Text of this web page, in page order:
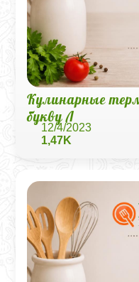
Кулинарные
букву Л
12/4/2023
1,47K